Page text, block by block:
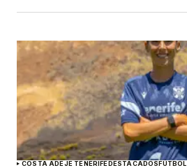
COSTA ADEJE TENERIFEDESTACADOSFÚTBOL